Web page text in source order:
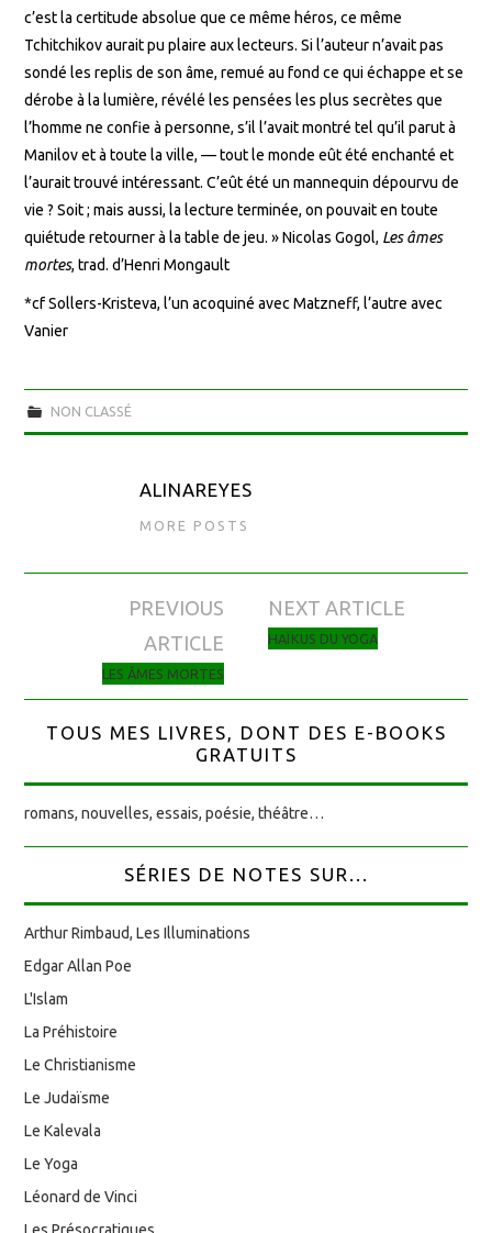
c’est la certitude absolue que ce même héros, ce même
Tchitchikov aurait pu plaire aux lecteurs. Si l’auteur n’avait pas
sondé les replis de son âme, remué au fond ce qui échappe et se
dérobe à la lumière, révélé les pensées les plus secrètes que
l’homme ne confie à personne, s’il l’avait montré tel qu’il parut à
Manilov et à toute la ville, — tout le monde eût été enchanté et
l’aurait trouvé intéressant. C’eût été un mannequin dépourvu de
vie ? Soit ; mais aussi, la lecture terminée, on pouvait en toute
quiétude retourner à la table de jeu. » Nicolas Gogol, Les âmes
mortes, trad. d’Henri Mongault
*cf Sollers-Kristeva, l’un acoquiné avec Matzneff, l’autre avec
Vanier
NON CLASSÉ
ALINAREYES
MORE POSTS
Navigation des articles
PREVIOUS
ARTICLE
LES ÂMES MORTES
NEXT ARTICLE
HAÏKUS DU YOGA
TOUS MES LIVRES, DONT DES E-BOOKS
GRATUITS
romans, nouvelles, essais, poésie, théâtre…
SÉRIES DE NOTES SUR...
Arthur Rimbaud, Les Illuminations
Edgar Allan Poe
L'Islam
La Préhistoire
Le Christianisme
Le Judaïsme
Le Kalevala
Le Yoga
Léonard de Vinci
Les Présocratiques